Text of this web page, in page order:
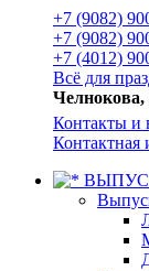
+7 (9082)
+7 (9082)
+7 (4012)
Всё для
Челнокова,
Контакты и
Контактная